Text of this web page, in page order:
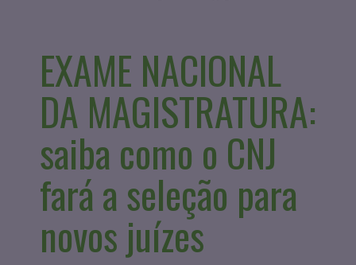
EXAME NACIONAL
DA MAGISTRATURA:
saiba como o CNJ
fará a seleção para
novos juízes